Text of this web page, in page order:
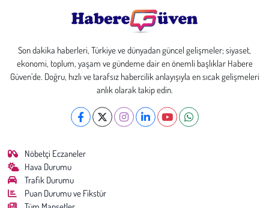
Son dakika haberleri, Türkiye ve dünyadan güncel gelişmeler; siyaset,
ekonomi, toplum, yaşam ve gündeme dair en önemli başlıklar Habere
Güven’de. Doğru, hızlı ve tarafsız habercilik anlayışıyla en sıcak gelişmeleri
anlık olarak takip edin.
Nöbetçi Eczaneler
Hava Durumu
Trafik Durumu
Puan Durumu ve Fikstür